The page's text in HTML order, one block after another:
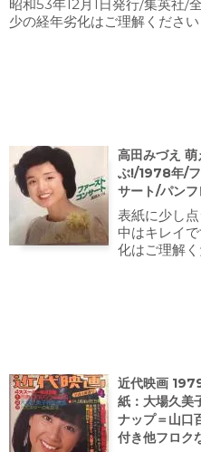
昭和53年12月1日発行/集英社/
少の経年劣化はご理解ください
高田みづえ
ぶ!/1978年/
サート/パンフ
表紙に少し
中はキレイ
化はご理解く
近代映画
紙：大場久美
ナップ＝山口
付き他フロク